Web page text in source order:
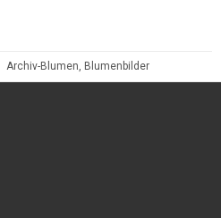
Archiv-Blumen, Blumenbilder